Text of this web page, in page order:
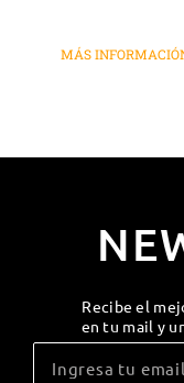
MÁS
Recibe el
en tu mail y